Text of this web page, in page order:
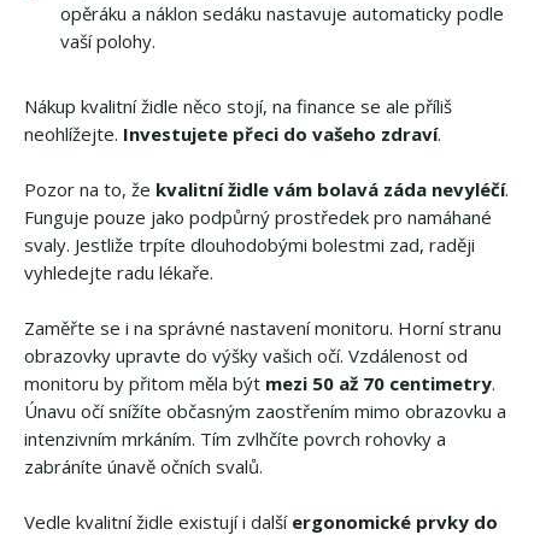
opěráku a náklon sedáku nastavuje automaticky podle
vaší polohy.
Nákup kvalitní židle něco stojí, na finance se ale příliš
neohlížejte. Investujete přeci do vašeho zdraví.
Pozor na to, že kvalitní židle vám bolavá záda nevyléčí.
Funguje pouze jako podpůrný prostředek pro namáhané
svaly. Jestliže trpíte dlouhodobými bolestmi zad, raději
vyhledejte radu lékaře.
Zaměřte se i na správné nastavení monitoru. Horní stranu
obrazovky upravte do výšky vašich očí. Vzdálenost od
monitoru by přitom měla být mezi 50 až 70 centimetry.
Únavu očí snížíte občasným zaostřením mimo obrazovku a
intenzivním mrkáním. Tím zvlhčíte povrch rohovky a
zabráníte únavě očních svalů.
Vedle kvalitní židle existují i další ergonomické prvky do